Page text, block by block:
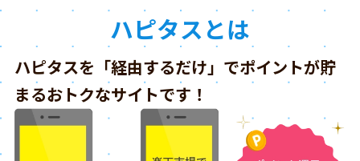
ハピタスとは
ハピタスを「経由するだけ」でポイントが貯
まるおトクなサイトです！